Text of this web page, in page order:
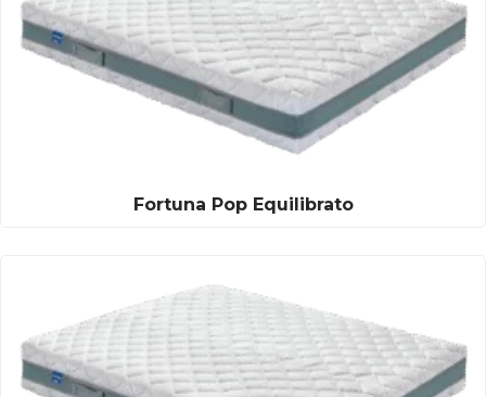
Fortuna Pop Equilibrato